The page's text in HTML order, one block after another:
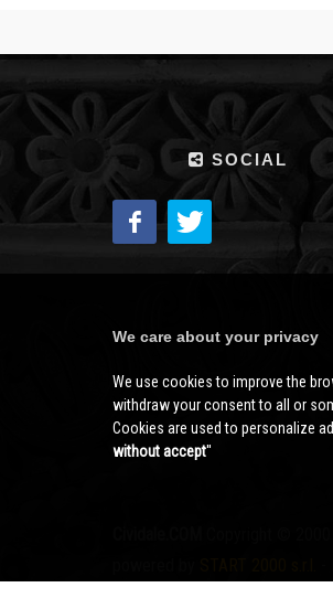
SOCIAL
We care about your privacy
We use cookies to improve the
withdraw your consent to all or
Cookies are used to personalize
without accept''